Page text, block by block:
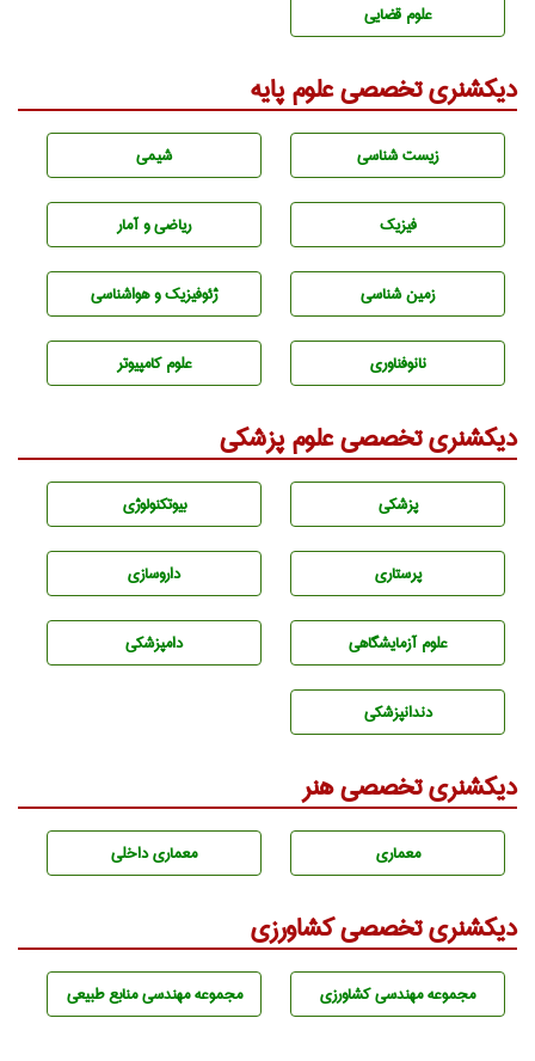
علوم قضایی
دیکشنری تخصصی علوم پایه
زيست شناسی شيمی
فیزیک ریاضی و آمار
زمين شناسی ژئوفيزيك و هواشناسی
نانوفناوری علوم کامپیوتر
دیکشنری تخصصی علوم پزشکی
پزشكی بيوتكنولوژی
پرستاری داروسازی
علوم آزمايشگاهی دامپزشكی
دندانپزشكی
دیکشنری تخصصی هنر
معماری معماری داخلی
دیکشنری تخصصی کشاورزی
مجموعه مهندسی كشاورزی مجموعه مهندسی منابع طبيعی